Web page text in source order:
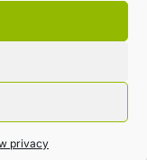
privacy
gemaakt met door